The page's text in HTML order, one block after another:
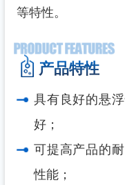
等特性。
产品特性
具有良好的悬
好；
可提高产品的
性能；